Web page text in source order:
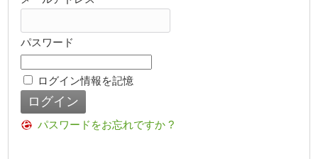
パスワード
ログイン情報を記憶
パスワードをお忘れですか ?